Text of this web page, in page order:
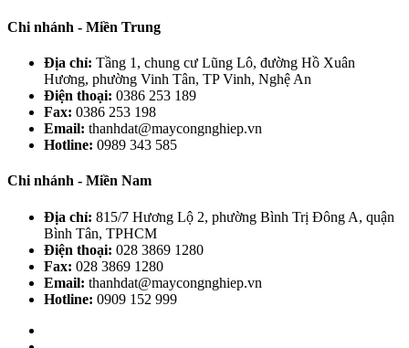
Chi nhánh - Miền Trung
Địa chỉ: Tầng 1, chung cư Lũng Lô, đường Hồ Xuân
Hương, phường Vinh Tân, TP Vinh, Nghệ An
Điện thoại: 0386 253 189
Fax: 0386 253 198
Email: thanhdat@maycongnghiep.vn
Hotline: 0989 343 585
Chi nhánh - Miền Nam
Địa chỉ: 815/7 Hương Lộ 2, phường Bình Trị Đông A, quận
Bình Tân, TPHCM
Điện thoại: 028 3869 1280
Fax: 028 3869 1280
Email: thanhdat@maycongnghiep.vn
Hotline: 0909 152 999